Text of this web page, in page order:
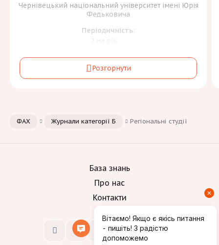
Чернівецький національний університет імені Юрія
Федьковича
Періодичність:
Галузь знань та спеціальність:
Соціальні науки, журналістика та інформація
Розгорнути
ФАХ Журнали категорії Б Регіональні студії
База знань
Про нас
Контакти